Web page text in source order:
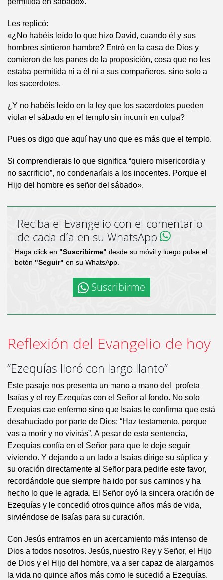
permitida en sábado».
Les replicó:
«¿No habéis leído lo que hizo David, cuando él y sus
hombres sintieron hambre? Entró en la casa de Dios y
comieron de los panes de la proposición, cosa que no les
estaba permitida ni a él ni a sus compañeros, sino solo a
los sacerdotes.
¿Y no habéis leído en la ley que los sacerdotes pueden
violar el sábado en el templo sin incurrir en culpa?
Pues os digo que aquí hay uno que es más que el templo.
Si comprendierais lo que significa “quiero misericordia y
no sacrificio”, no condenaríais a los inocentes. Porque el
Hijo del hombre es señor del sábado».
Reciba el Evangelio con el comentario
de cada día en su WhatsApp
Haga click en "Suscribirme" desde su móvil y luego pulse el
botón "Seguir" en su WhatsApp.
Suscribirme
Reflexión del Evangelio de hoy
“Ezequías lloró con largo llanto”
Este pasaje nos presenta un mano a mano del profeta
Isaías y el rey Ezequías con el Señor al fondo. No solo
Ezequías cae enfermo sino que Isaías le confirma que está
desahuciado por parte de Dios: “Haz testamento, porque
vas a morir y no vivirás”. A pesar de esta sentencia,
Ezequías confía en el Señor para que le deje seguir
viviendo. Y dejando a un lado a Isaías dirige su súplica y
su oración directamente al Señor para pedirle este favor,
recordándole que siempre ha ido por sus caminos y ha
hecho lo que le agrada. El Señor oyó la sincera oración de
Ezequías y le concedió otros quince años más de vida,
sirviéndose de Isaías para su curación.
Con Jesús entramos en un acercamiento más intenso de
Dios a todos nosotros. Jesús, nuestro Rey y Señor, el Hijo
de Dios y el Hijo del hombre, va a ser capaz de alargarnos
la vida no quince años más como le sucedió a Ezequías.